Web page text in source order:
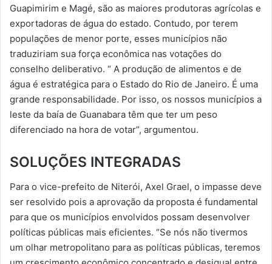
Guapimirim e Magé, são as maiores produtoras agrícolas e
exportadoras de água do estado. Contudo, por terem
populações de menor porte, esses municípios não
traduziriam sua força econômica nas votações do
conselho deliberativo. “ A produção de alimentos e de
água é estratégica para o Estado do Rio de Janeiro. É uma
grande responsabilidade. Por isso, os nossos municípios a
leste da baía de Guanabara têm que ter um peso
diferenciado na hora de votar”, argumentou.
SOLUÇÕES INTEGRADAS
Para o vice-prefeito de Niterói, Axel Grael, o impasse deve
ser resolvido pois a aprovação da proposta é fundamental
para que os municípios envolvidos possam desenvolver
políticas públicas mais eficientes. “Se nós não tivermos
um olhar metropolitano para as políticas públicas, teremos